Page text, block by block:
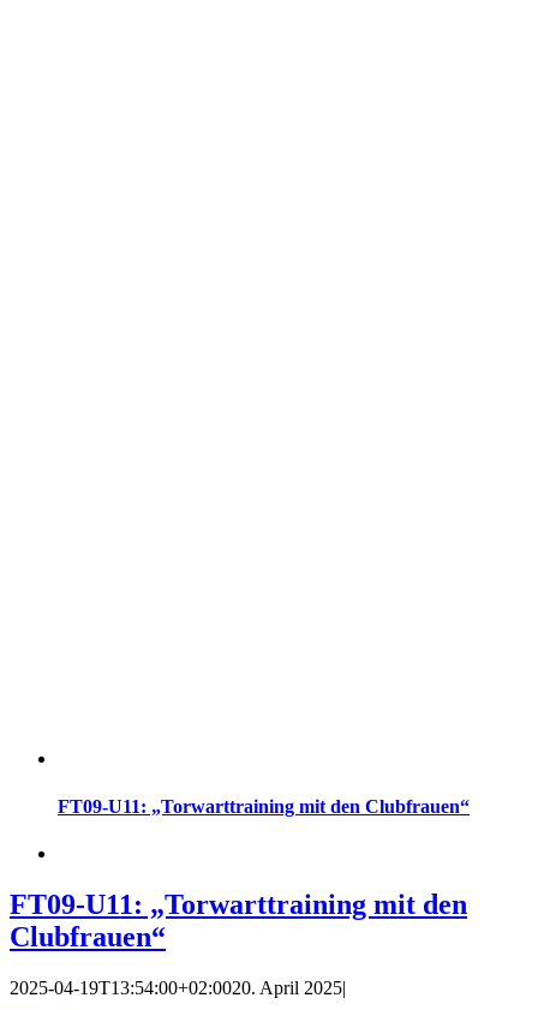
FT09-U11: „Torwarttraining mit den Clubfrauen“
FT09-U11: „Torwarttraining mit den
Clubfrauen“
2025-04-19T13:54:00+02:0020. April 2025|